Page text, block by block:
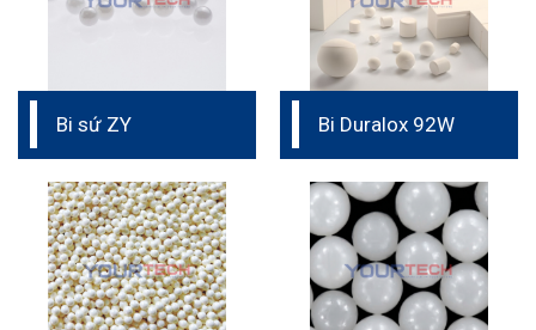
Bi sứ ZY Bi Duralox 92W